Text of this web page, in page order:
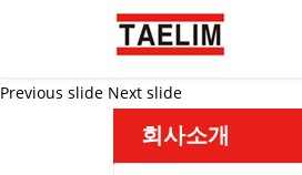
Previous slide Next slide
회사소개